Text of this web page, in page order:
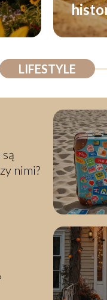
LIFESTYLE
nimi?